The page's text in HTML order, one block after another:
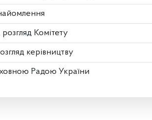
Комітету
керівництву
Радою України